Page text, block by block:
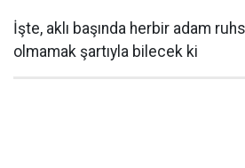
İşte, aklı başında herbir adam
olmamak şartıyla bilecek ki